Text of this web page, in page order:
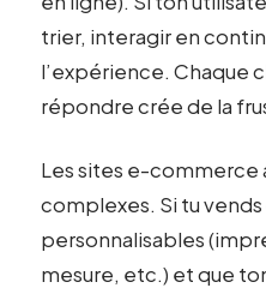
trier, interagir en
l’expérience. Chaque
répondre crée de la
Les sites e-commerce
complexes. Si tu
personnalisables
mesure, etc.) et que